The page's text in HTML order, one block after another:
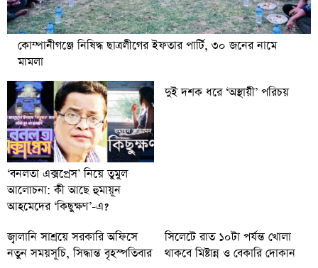
কোম্পানীগঞ্জে নিষিদ্ধ ছাত্রলীগের ইফতার পার্টি, ৩০ জনের নামে
মামলা
‘বনলতা এক্সপ্রেস’ নিয়ে তুমুল
আলোচনা: কী আছে হুমায়ূন
আহমেদের ‘কিছুক্ষণ’-এ?
দুই দশক ধরে ‘অস্থায়ী’ পরিচয়
জ্বালানি সাশ্রয়ে সরকারি অফিসে
নতুন সময়সূচি, সিদ্ধান্ত বৃহস্পতিবার
সিলেটে রাত ১০টা পর্যন্ত খোলা
থাকবে মিষ্টান্ন ও বেকারি দোকান